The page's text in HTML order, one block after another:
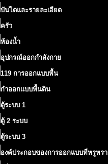
บันไดและรายละเอียด
ครัว
ห้องน้ำ
อุปกรณ์ออกกำลังกาย
119 การออกแบบพื้น
กำออกแบบพื้นดิน
ตู้ระบบ 1
ตู้ 2 ระบบ
ตู้ระบบ 3
องค์ประกอบของการออกแบบที่หรูหรา